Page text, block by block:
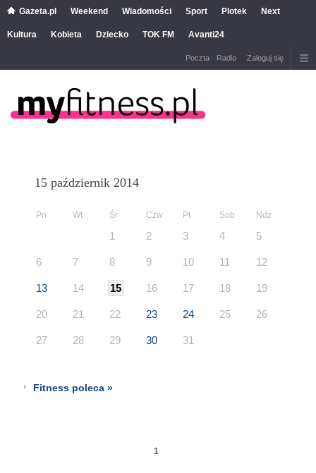
Gazeta.pl Weekend Wiadomości Sport Plotek Next
Kultura Kobieta Dziecko TOK FM Avanti24
Poczta Radio Zaloguj się
15 październik 2014
Pn Wt Śr Czw Pt Sob Ndz
1 2 3 4 5
6 7 8 9 10 11 12
13 14 15 16 17 18 19
20 21 22 23 24 25 26
27 28 29 30 31
Fitness poleca »
1